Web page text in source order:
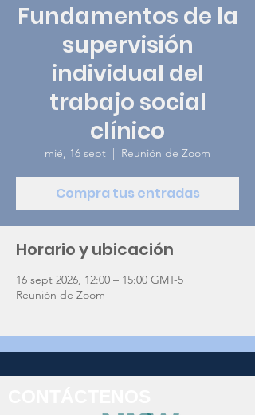
Fundamentos de la
supervisión
individual del
trabajo social
clínico
mié, 16 sept
  |
Reunión de Zoom
Compra tus entradas
Horario y ubicación
16 sept 2026, 12:00 – 15:00 GMT-5
Reunión de Zoom